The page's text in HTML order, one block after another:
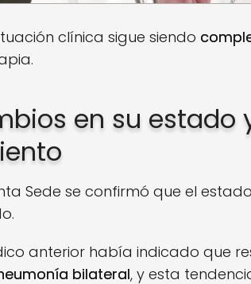
clínica sigue siendo
en su estado
Sede se confirmó que el
anterior había indicado que
bilateral, y esta